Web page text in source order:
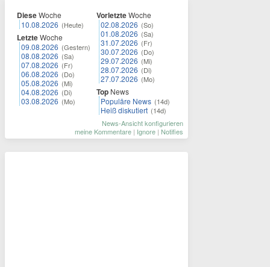
DieseWoche
10.08.2026 (Heute)
LetzteWoche
09.08.2026 (Gestern)
08.08.2026 (Sa)
07.08.2026 (Fr)
06.08.2026 (Do)
05.08.2026 (Mi)
04.08.2026 (Di)
03.08.2026 (Mo)
VorletzteWoche
02.08.2026 (So)
01.08.2026 (Sa)
31.07.2026 (Fr)
30.07.2026 (Do)
29.07.2026 (Mi)
28.07.2026 (Di)
27.07.2026 (Mo)
Top News
Populäre News (14d)
Heiß diskutiert (14d)
News-Ansicht konfigurieren
meine Kommentare | Ignore | Notifies